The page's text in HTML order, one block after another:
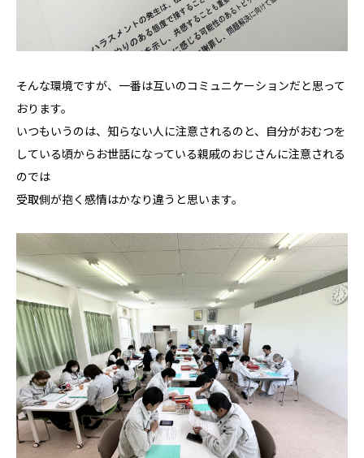
そんな環境ですが、一番は互いのコミュニケーションだと思って
おります。
いつもいうのは、知らない人に注意されるのと、自分がおむつを
している頃からお世話になっている親戚のおじさんに注意される
のでは
受取側が抱く感情はかなり違うと思います。